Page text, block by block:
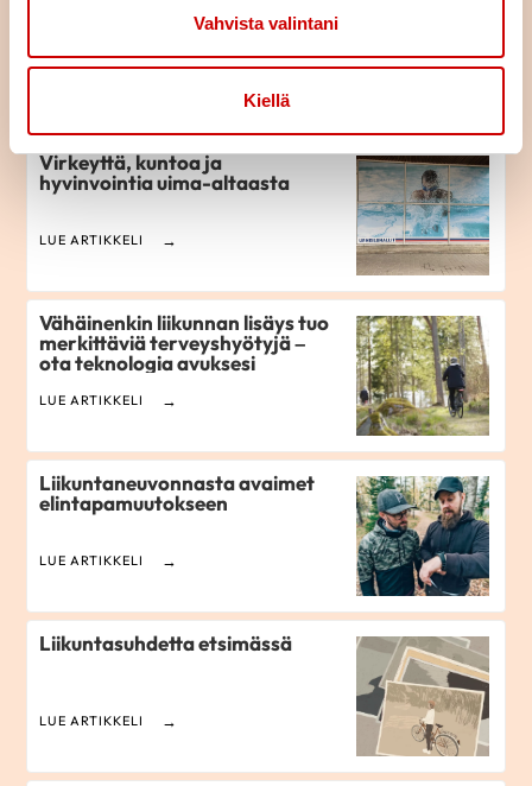
Vahvista valintani
Kiellä
johdoton tahdistin mahdollisti
Virkeyttä, kuntoa ja
hyvinvointia uima-altaasta
LUE ARTIKKELI
Vähäinenkin liikunnan lisäys tuo
merkittäviä terveyshyötyjä –
ota teknologia avuksesi
LUE ARTIKKELI
Liikuntaneuvonnasta avaimet
elintapamuutokseen
LUE ARTIKKELI
Liikuntasuhdetta etsimässä
LUE ARTIKKELI